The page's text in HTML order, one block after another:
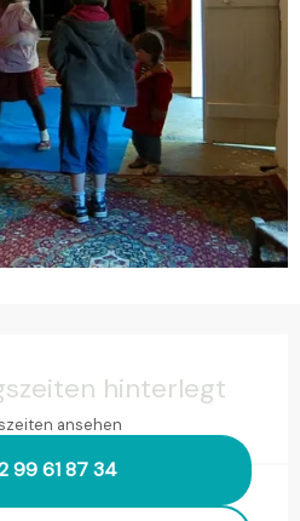
hinterlegt
ansehen
99 61 87 34